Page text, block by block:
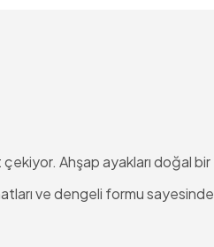
Ahşap ayakları doğal bir
ve dengeli formu sayesinde